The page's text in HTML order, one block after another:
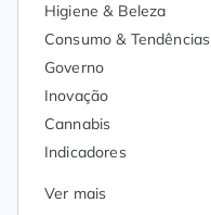
Higiene & Beleza
Consumo & Tendências
Governo
Inovação
Cannabis
Indicadores
Ver mais